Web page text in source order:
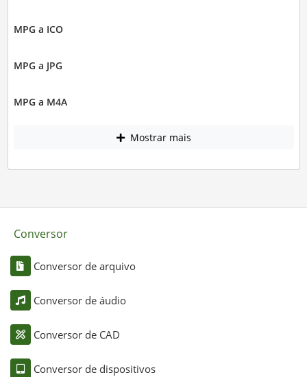
MPG a ICO
MPG a JPG
MPG a M4A
Mostrar mais
Conversor
Conversor de arquivo
Conversor de áudio
Conversor de CAD
Conversor de dispositivos